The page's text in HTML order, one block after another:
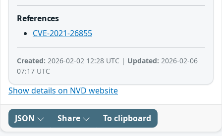
References
CVE-2021-26855
Created: 2026-02-02 12:28 UTC | Updated: 2026-02-06
07:17 UTC
Show details on NVD website
JSON Share To clipboard